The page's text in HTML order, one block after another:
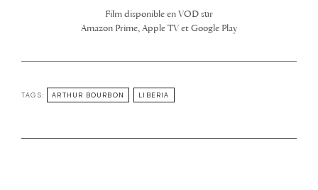
Film disponible en VOD sur
Amazon Prime, Apple TV et Google Play
TAGS: ARTHUR BOURBON LIBERIA